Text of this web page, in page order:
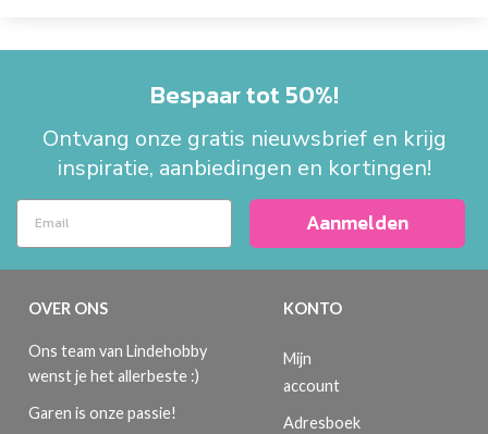
Bespaar tot 50%!
Ontvang onze gratis nieuwsbrief en krijg
inspiratie, aanbiedingen en kortingen!
Aanmelden
OVER ONS
Ons team van Lindehobby
wenst je het allerbeste :)
Garen is onze passie!
KONTO
Mijn
account
Adresboek